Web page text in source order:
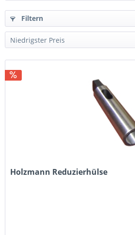
Filtern
Holzmann Reduzierhülse